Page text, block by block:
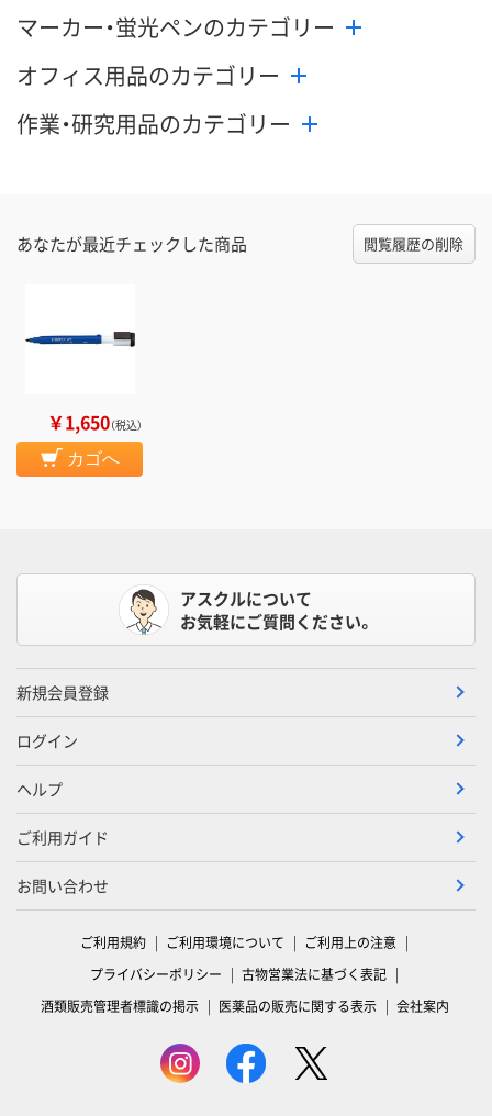
マーカー・蛍光ペンのカテゴリー
オフィス用品のカテゴリー
作業・研究用品のカテゴリー
あなたが最近チェックした商品 閲覧履歴の削除
￥1,650（税込）
カゴへ
アスクルについて
お気軽にご質問ください。
新規会員登録
ログイン
ヘルプ
ご利用ガイド
お問い合わせ
ご利用規約 ご利用環境について
ご利用上の注意
プライバシーポリシー
古物営業法に基づく表記
酒類販売管理者標識の掲示
医薬品の販売に関する表示 会社案内